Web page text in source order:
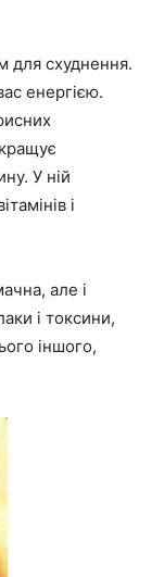
для схуднення.
енергією.
У ній
і
але і
і токсини,
іншого,